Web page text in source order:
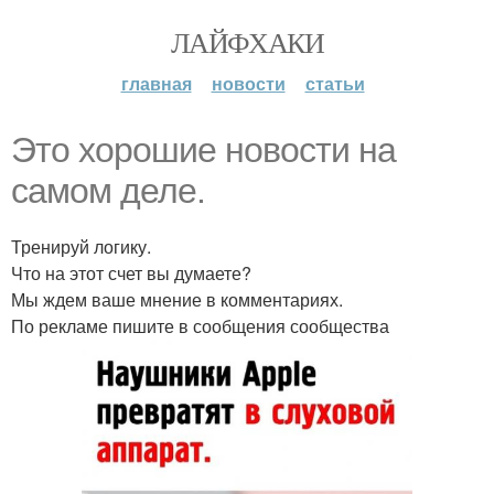
ЛАЙФХАКИ
главная новости статьи
Это хорошие новости на
самом деле.
Тренируй логику.
Что на этот счет вы думаете?
Мы ждем ваше мнение в комментариях.
По рекламе пишите в сообщения сообщества